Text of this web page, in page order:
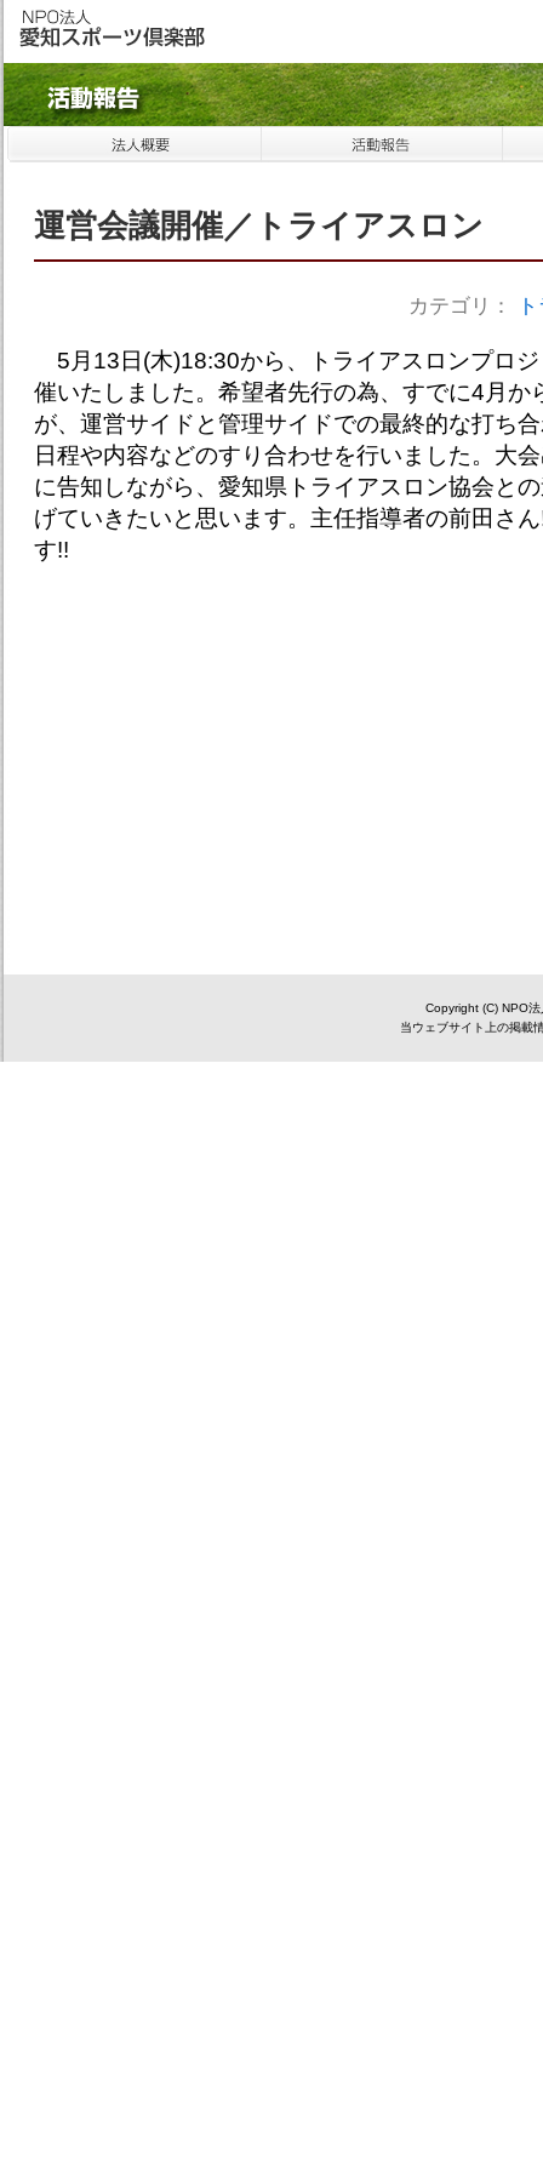
運営会議開催／トライアスロン
カテゴリ：
5月13日(木)18:30から、トライアスロンプロ
催いたしました。希望者先行の為、すでに4月か
が、運営サイドと管理サイドでの最終的な打ち
日程や内容などのすり合わせを行いました。大
に告知しながら、愛知県トライアスロン協会と
げていきたいと思います。主任指導者の前田さ
す!!
Copyright (C) NPO
当ウェブサイト上の掲載